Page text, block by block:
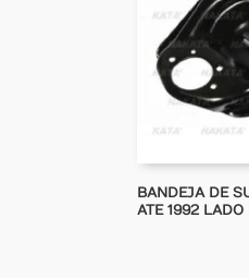
BANDEJA DE
ATE 1992 LADO